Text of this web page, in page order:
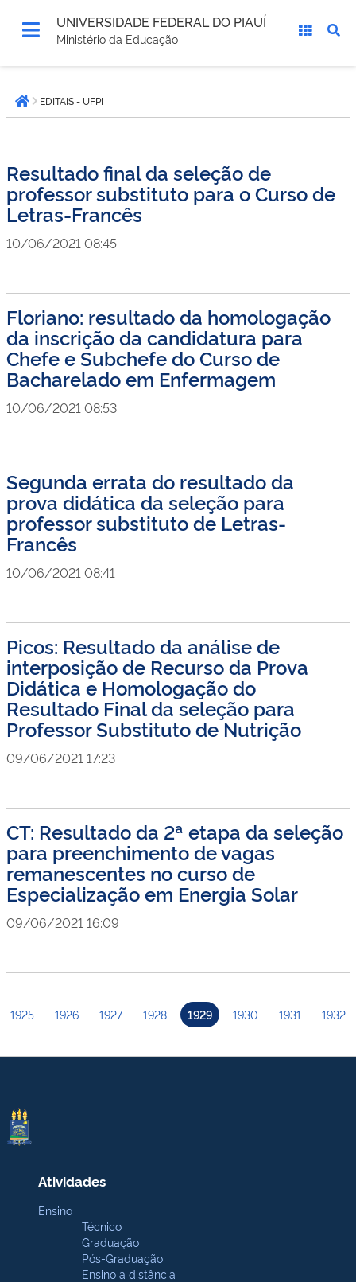
UNIVERSIDADE FEDERAL DO PIAUÍ
Ministério da Educação
está
aqui:Página inicial
EDITAIS - UFPI
Resultado final da seleção de
professor substituto para o Curso de
Letras-Francês
10/06/2021 08:45
Floriano: resultado da homologação
da inscrição da candidatura para
Chefe e Subchefe do Curso de
Bacharelado em Enfermagem
10/06/2021 08:53
Segunda errata do resultado da
prova didática da seleção para
professor substituto de Letras-
Francês
10/06/2021 08:41
Picos: Resultado da análise de
interposição de Recurso da Prova
Didática e Homologação do
Resultado Final da seleção para
Professor Substituto de Nutrição
09/06/2021 17:23
CT: Resultado da 2ª etapa da seleção
para preenchimento de vagas
remanescentes no curso de
Especialização em Energia Solar
09/06/2021 16:09
1925 1926 1927 1928 1929 1930 1931 1932
Atividades
Ensino
Técnico
Graduação
Pós-Graduação
Ensino a distância